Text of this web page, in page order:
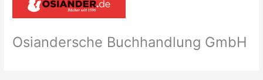
Osiandersche Buchhandlung GmbH